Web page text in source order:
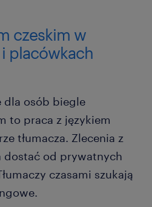
czeskim w
placówkach
dla osób biegle
to praca z językiem
tłumacza. Zlecenia z
dostać od prywatnych
czasami szukają